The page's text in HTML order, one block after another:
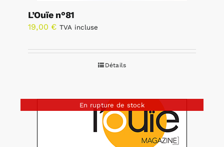
L’Ouïe n°81
19,00 € TVA incluse
Détails
En rupture de stock